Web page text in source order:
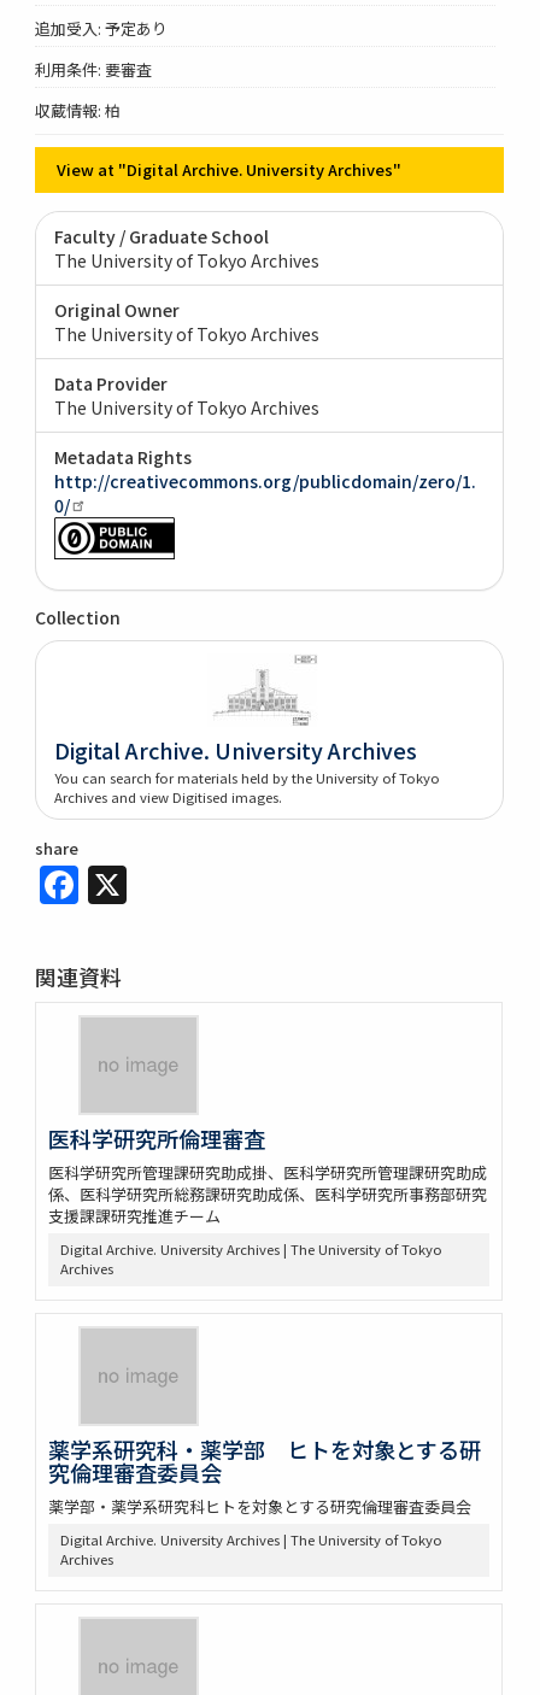
追加受入: 予定あり
利用条件: 要審査
収蔵情報: 柏
View at "Digital Archive. University Archives"
Faculty / Graduate School
The University of Tokyo Archives
Original Owner
The University of Tokyo Archives
Data Provider
The University of Tokyo Archives
Metadata Rights
http://creativecommons.org/publicdomain/zero/1.
0/
Collection
Digital Archive. University Archives
You can search for materials held by the University of Tokyo
Archives and view Digitised images.
share
Facebook
関連資料
医科学研究所倫理審査
医科学研究所管理課研究助成掛、医科学研究所管理課研究助成
係、医科学研究所総務課研究助成係、医科学研究所事務部研究
支援課課研究推進チーム
Digital Archive. University Archives | The University of Tokyo
Archives
薬学系研究科・薬学部 ヒトを対象とする研
究倫理審査委員会
薬学部・薬学系研究科ヒトを対象とする研究倫理審査委員会
Digital Archive. University Archives | The University of Tokyo
Archives